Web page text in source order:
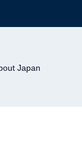
Japan